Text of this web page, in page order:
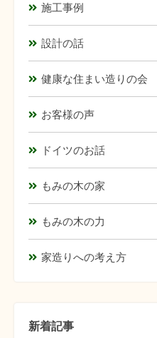
施工事例
設計の話
健康な住まい造りの会
お客様の声
ドイツのお話
もみの木の家
もみの木の力
家造りへの考え方
新着記事